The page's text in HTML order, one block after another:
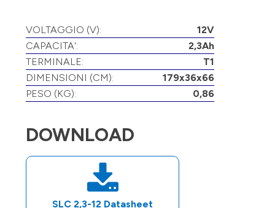
VOLTAGGIO (V):
12V
CAPACITA':
2,3Ah
TERMINALE:
T1
DIMENSIONI (CM):
179x36x66
PESO (KG):
0,86
DOWNLOAD
SLC 2,3-12 Datasheet